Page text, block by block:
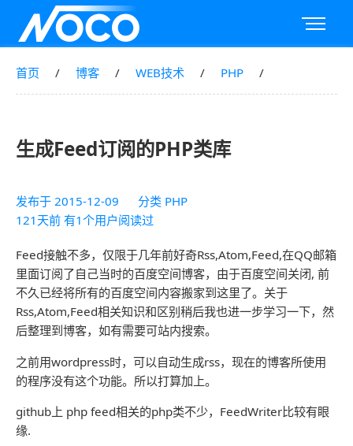
首页 博客 WEB技术 PHP
生成Feed订阅的PHP类库
发布于 2015-12-09 分类 PHP
121天前 有1个用户阅读过
Feed接触不多，仅限于几年前好奇Rss,Atom,Feed,在QQ邮箱
里面订阅了自己当时的百度空间博客，由于百度空间关闭, 前
不久已经将所有的百度空间内容搬家到这里了。关于
Rss,Atom,Feed相关知识和区别稍后我也进一步学习一下，然
后整理到博客，如有需要可站内搜索。
之前用wordpress时，可以自动生成rss，现在的博客所使用
的程序没有这个功能。所以打算加上。
github上 php feed相关的php类不少，FeedWriter比较有眼
缘.